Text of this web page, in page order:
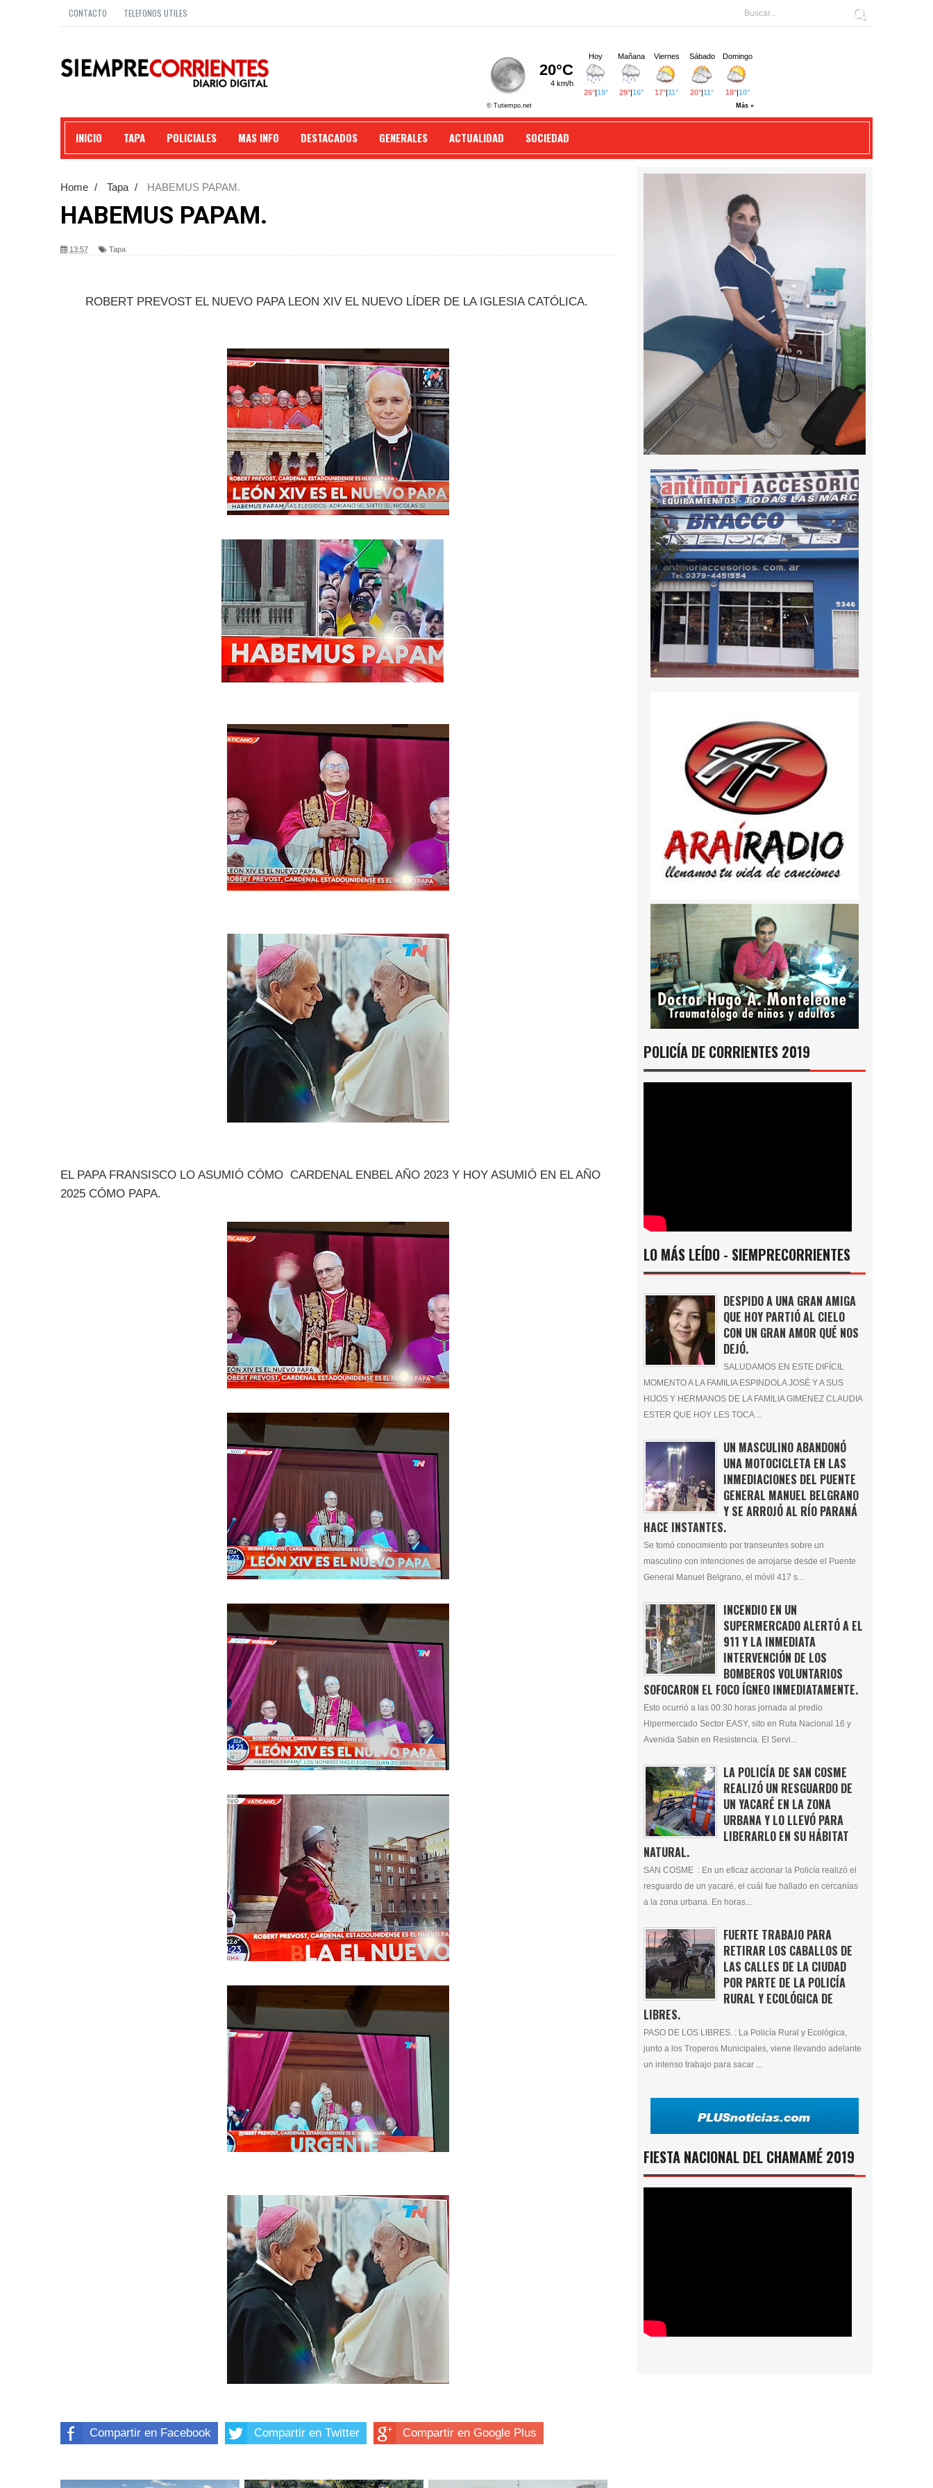
CONTACTO TELEFONOS UTILES
INICIO TAPA POLICIALES MAS INFO DESTACADOS GENERALES ACTUALIDAD SOCIEDAD
Home / Tapa / HABEMUS PAPAM.
HABEMUS PAPAM.
13:57 Tapa
ROBERT PREVOST EL NUEVO PAPA LEON XIV EL NUEVO LÍDER DE LA IGLESIA CATÓLICA.
EL PAPA FRANSISCO LO ASUMIÓ CÓMO CARDENAL ENBEL AÑO 2023 Y HOY ASUMIÓ EN EL AÑO
2025 CÓMO PAPA.
Compartir en Facebook Compartir en Twitter Compartir en Google Plus
POLICÍA DE CORRIENTES 2019
LO MÁS LEÍDO - SIEMPRECORRIENTES
DESPIDO A UNA GRAN AMIGA
QUE HOY PARTIÓ AL CIELO
CON UN GRAN AMOR QUÉ NOS
DEJÓ.
SALUDAMOS EN ESTE DIFÍCIL
MOMENTO A LA FAMILIA ESPINDOLA JOSÉ Y A SUS
HIJOS Y HERMANOS DE LA FAMILIA GIMENEZ CLAUDIA
ESTER QUE HOY LES TOCA ...
UN MASCULINO ABANDONÓ
UNA MOTOCICLETA EN LAS
INMEDIACIONES DEL PUENTE
GENERAL MANUEL BELGRANO
Y SE ARROJÓ AL RÍO PARANÁ
HACE INSTANTES.
Se tomó conocimiento por transeuntes sobre un
masculino con intenciones de arrojarse desde el Puente
General Manuel Belgrano, el móvil 417 s...
INCENDIO EN UN
SUPERMERCADO ALERTÓ A EL
911 Y LA INMEDIATA
INTERVENCIÓN DE LOS
BOMBEROS VOLUNTARIOS
SOFOCARON EL FOCO ÍGNEO INMEDIATAMENTE.
Esto ocurrió a las 00:30 horas jornada al predio
Hipermercado Sector EASY, sito en Ruta Nacional 16 y
Avenida Sabin en Resistencia. El Servi...
LA POLICÍA DE SAN COSME
REALIZÓ UN RESGUARDO DE
UN YACARÉ EN LA ZONA
URBANA Y LO LLEVÓ PARA
LIBERARLO EN SU HÁBITAT
NATURAL.
SAN COSME : En un eficaz accionar la Policía realizó el
resguardo de un yacaré, el cuál fue hallado en cercanías
a la zona urbana. En horas...
FUERTE TRABAJO PARA
RETIRAR LOS CABALLOS DE
LAS CALLES DE LA CIUDAD
POR PARTE DE LA POLICÍA
RURAL Y ECOLÓGICA DE
LIBRES.
PASO DE LOS LIBRES. : La Policía Rural y Ecológica,
junto a los Troperos Municipales, viene llevando adelante
un intenso trabajo para sacar ...
FIESTA NACIONAL DEL CHAMAMÉ 2019